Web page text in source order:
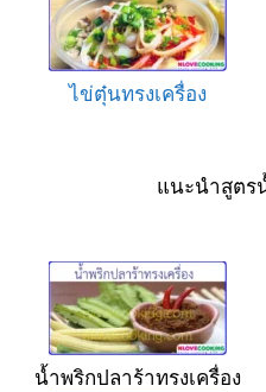
ไข่ตุ๋นทรงเครื่อง
แนะนำสูตร
น้ำพริกปลาร้าทรงเครื่อง